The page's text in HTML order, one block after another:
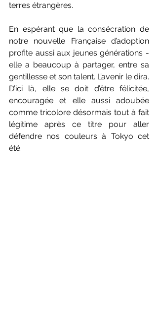
terres étrangères.
En espérant que la consécration de
notre nouvelle Française d’adoption
profite aussi aux jeunes générations -
elle a beaucoup à partager, entre sa
gentillesse et son talent. L’avenir le dira.
D’ici là, elle se doit d’être félicitée,
encouragée et elle aussi adoubée
comme tricolore désormais tout à fait
légitime après ce titre pour aller
défendre nos couleurs à Tokyo cet
été.